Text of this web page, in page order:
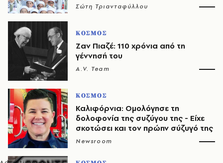
Σώτη Τριανταφύλλου
ΚΟΣΜΟΣ
Ζαν Πιαζέ: 110 χρόνια από τη
γέννησή του
A.V. Team
ΚΟΣΜΟΣ
Καλιφόρνια: Ομολόγησε τη
δολοφονία της συζύγου της - Είχε
σκοτώσει και τον πρώην σύζυγό της
Newsroom